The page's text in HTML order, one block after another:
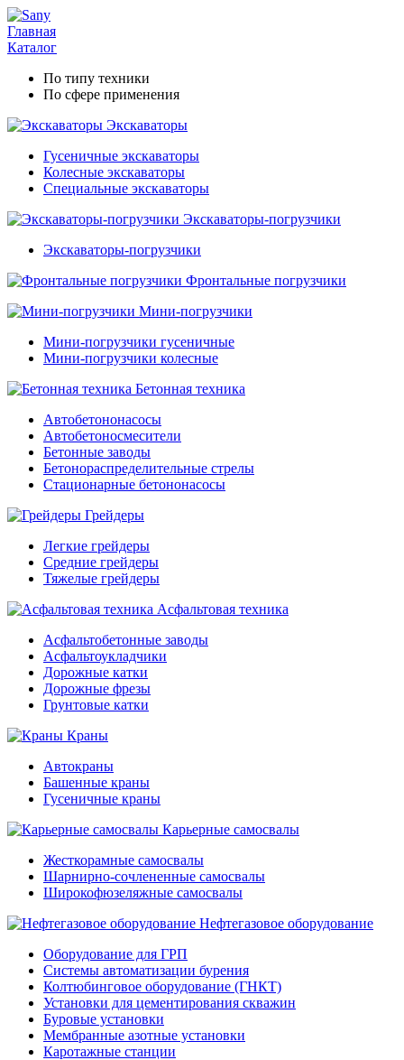
Главная
Каталог
По типу техники
По сфере применения
Экскаваторы
Гусеничные экскаваторы
Колесные экскаваторы
Специальные экскаваторы
Экскаваторы-погрузчики
Экскаваторы-погрузчики
Фронтальные погрузчики
Мини-погрузчики
Мини-погрузчики гусеничные
Мини-погрузчики колесные
Бетонная техника
Автобетононасосы
Автобетоносмесители
Бетонные заводы
Бетонораспределительные стрелы
Стационарные бетононасосы
Грейдеры
Легкие грейдеры
Средние грейдеры
Тяжелые грейдеры
Асфальтовая техника
Асфальтобетонные заводы
Асфальтоукладчики
Дорожные катки
Дорожные фрезы
Грунтовые катки
Краны
Автокраны
Башенные краны
Гусеничные краны
Карьерные самосвалы
Жесткорамные самосвалы
Шарнирно-сочлененные самосвалы
Широкофюзеляжные самосвалы
Нефтегазовое оборудование
Оборудование для ГРП
Системы автоматизации бурения
Колтюбинговое оборудование (ГНКТ)
Установки для цементирования скважин
Буровые установки
Мембранные азотные установки
Каротажные станции